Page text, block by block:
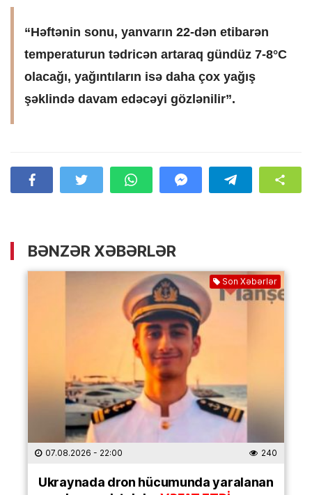
“Həftənin sonu, yanvarın 22-dən etibarən
temperaturun tədricən artaraq gündüz 7-8°C
olacağı, yağıntıların isə daha çox yağış
şəklində davam edəcəyi gözlənilir”.
BƏNZƏR XƏBƏRLƏR
Son Xəbərlər
07.08.2026 - 22:00 240
Ukraynada dron hücumunda yaralanan